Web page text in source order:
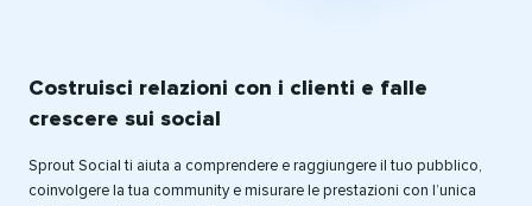
Costruisci relazioni con i clienti e falle
crescere sui social
Sprout Social ti aiuta a comprendere e raggiungere il tuo pubblico,
coinvolgere la tua community e misurare le prestazioni con l’unica